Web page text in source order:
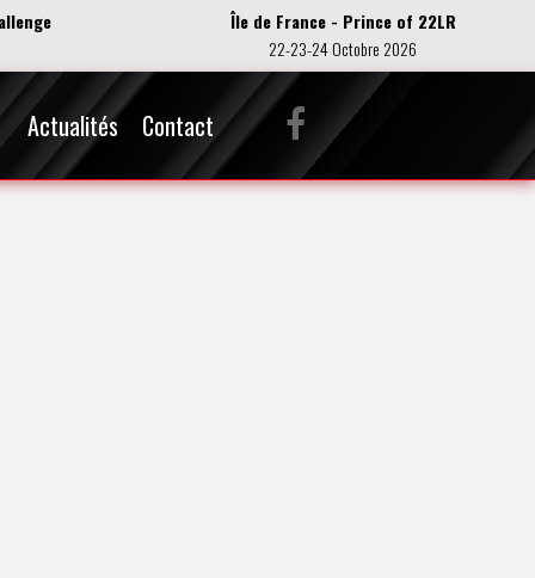
Île de France - Prince of 22LR
22-23-24 Octobre 2026
Actualités Contact